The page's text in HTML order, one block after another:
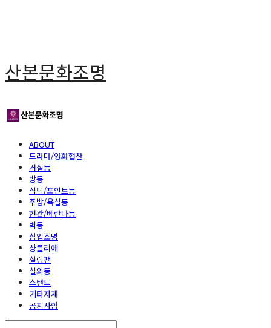
산본문화조명
ABOUT
드라마/영화협찬
거실등
방등
식탁/포인트등
주방/욕실등
현관/베란다등
벽등
상업조명
샹들리에
실링팬
실외등
스탠드
기타자재
공지사항